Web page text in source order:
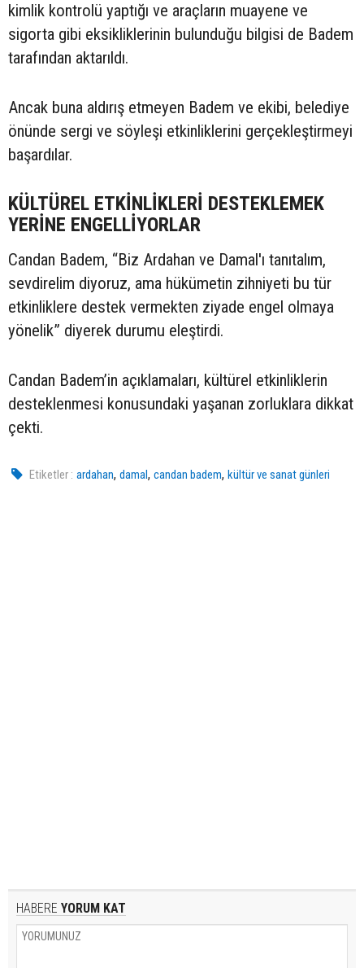
kimlik kontrolü yaptığı ve araçların muayene ve
sigorta gibi eksikliklerinin bulunduğu bilgisi de Badem
tarafından aktarıldı.
Ancak buna aldırış etmeyen Badem ve ekibi, belediye
önünde sergi ve söyleşi etkinliklerini gerçekleştirmeyi
başardılar.
KÜLTÜREL ETKİNLİKLERİ DESTEKLEMEK
YERİNE ENGELLİYORLAR
Candan Badem, “Biz Ardahan ve Damal'ı tanıtalım,
sevdirelim diyoruz, ama hükümetin zihniyeti bu tür
etkinliklere destek vermekten ziyade engel olmaya
yönelik” diyerek durumu eleştirdi.
Candan Badem’in açıklamaları, kültürel etkinliklerin
desteklenmesi konusundaki yaşanan zorluklara dikkat
çekti.
Etiketler : ardahan,damal,candan badem,kültür ve sanat günleri
HABERE YORUM KAT